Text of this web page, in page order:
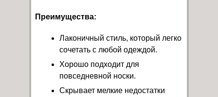
Преимущества:
Лаконичный стиль, который легко
сочетать с любой одеждой.
Хорошо подходит для
повседневной носки.
Скрывает мелкие недостатки